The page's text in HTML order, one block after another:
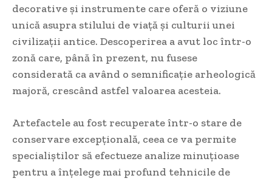
decorative și instrumente care oferă o viziune
unică asupra stilului de viață și culturii unei
civilizații antice. Descoperirea a avut loc într-o
zonă care, până în prezent, nu fusese
considerată ca având o semnificație arheologică
majoră, crescând astfel valoarea acesteia.
Artefactele au fost recuperate într-o stare de
conservare excepțională, ceea ce va permite
specialiștilor să efectueze analize minuțioase
pentru a înțelege mai profund tehnicile de